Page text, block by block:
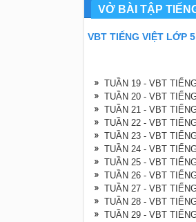
VỞ BÀI TẬP
VBT TIẾNG VIỆT LỚP
TUẦN 19 - VBT
TUẦN 20 - VBT
TUẦN 21 - VBT
TUẦN 22 - VBT
TUẦN 23 - VBT
TUẦN 24 - VBT
TUẦN 25 - VBT
TUẦN 26 - VBT
TUẦN 27 - VBT
TUẦN 28 - VBT
TUẦN 29 - VBT